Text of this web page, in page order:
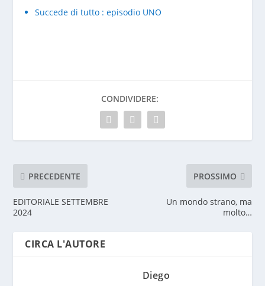
Succede di tutto : episodio UNO
CONDIVIDERE:
PRECEDENTE
EDITORIALE SETTEMBRE
2024
PROSSIMO
Un mondo strano, ma
molto…
CIRCA L'AUTORE
Diego